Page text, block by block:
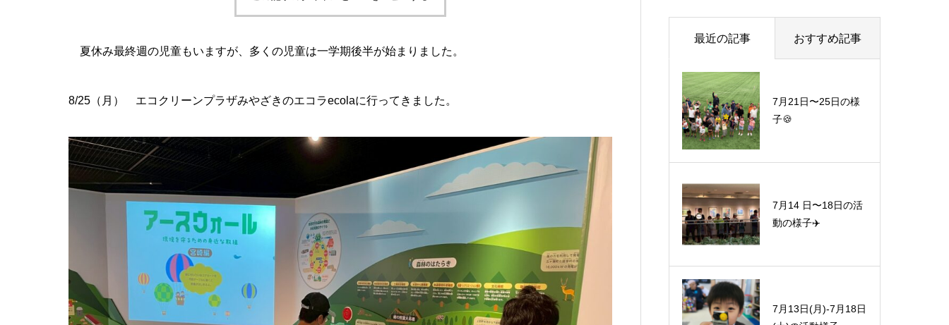
夏休み最終週の児童もいますが、多くの児童は一学期後半が始まりました。
8/25（月） エコクリーンプラザみやざきのエコラecolaに行ってきました。
最近の記事 おすすめ記事
7月21日〜25日の様
子🍪
7月14 日〜18日の活
動の様子✈️
7月13日(月)-7月18日